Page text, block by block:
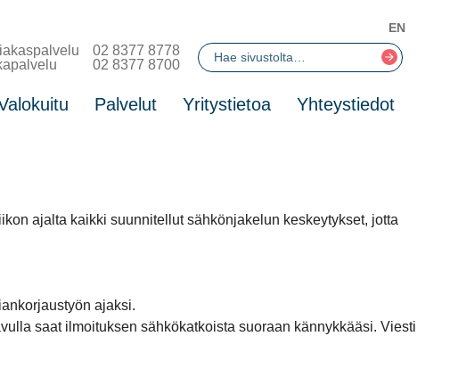
02 8377 8778
02 8377 8700
Palvelut Yritystietoa Yhteystiedot
EN
ajalta kaikki suunnitellut sähkönjakelun keskeytykset, jotta
ajaksi.
saat ilmoituksen sähkökatkoista suoraan kännykkääsi. Viesti